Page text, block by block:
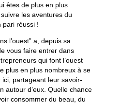
êtes de plus en plus
les aventures du
pari réussi !
l’ouest” a, depuis sa
vous faire entrer dans
qui font l’ouest
plus en plus nombreux à se
ici, partageant leur savoir-
autour d’eux. Quelle chance
consommer du beau, du